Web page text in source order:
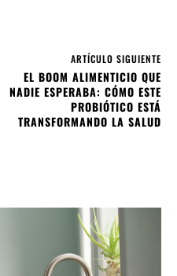
ARTÍCULO SIGUIENTE
EL BOOM ALIMENTICIO QUE
NADIE ESPERABA: CÓMO ESTE
PROBIÓTICO ESTÁ
TRANSFORMANDO LA SALUD